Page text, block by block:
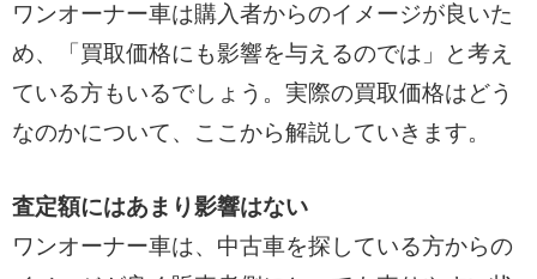
ワンオーナー車は購入者からのイメージが良いた
め、「買取価格にも影響を与えるのでは」と考え
ている方もいるでしょう。実際の買取価格はどう
なのかについて、ここから解説していきます。
査定額にはあまり影響はない
ワンオーナー車は、中古車を探している方からの